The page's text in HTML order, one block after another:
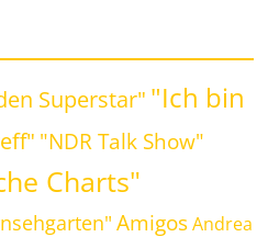
Superstar" "Ich bin
"NDR Talk Show"
Charts"
Amigos Andrea